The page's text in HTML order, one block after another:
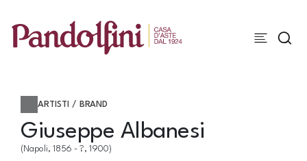
ARTISTI / BRAND
Giuseppe Albanesi
(Napoli, 1856 - ?, 1900)